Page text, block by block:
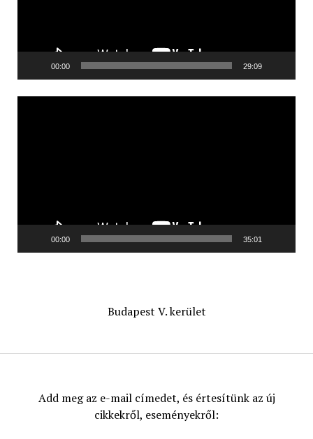
00:00 29:09
00:00 35:01
Budapest V. kerület
Add meg az e-mail címedet, és értesítünk az új
cikkekről, eseményekről: